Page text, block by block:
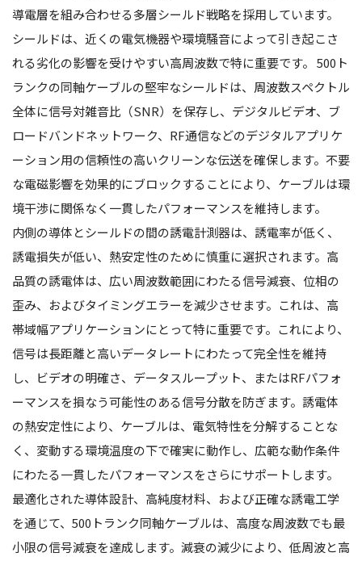
導電層を組み合わせる多層シールド戦略を採用しています。
シールドは、近くの電気機器や環境騒音によって引き起こさ
れる劣化の影響を受けやすい高周波数で特に重要です。 500ト
ランクの同軸ケーブルの堅牢なシールドは、周波数スペクトル
全体に信号対雑音比（SNR）を保存し、デジタルビデオ、ブ
ロードバンドネットワーク、RF通信などのデジタルアプリケ
ーション用の信頼性の高いクリーンな伝送を確保します。不要
な電磁影響を効果的にブロックすることにより、ケーブルは環
境干渉に関係なく一貫したパフォーマンスを維持します。
内側の導体とシールドの間の誘電計測器は、誘電率が低く、
誘電損失が低い、熱安定性のために慎重に選択されます。高
品質の誘電体は、広い周波数範囲にわたる信号減衰、位相の
歪み、およびタイミングエラーを減少させます。これは、高
帯域幅アプリケーションにとって特に重要です。これにより、
信号は長距離と高いデータレートにわたって完全性を維持
し、ビデオの明確さ、データスループット、またはRFパフォ
ーマンスを損なう可能性のある信号分散を防ぎます。誘電体
の熱安定性により、ケーブルは、電気特性を分解することな
く、変動する環境温度の下で確実に動作し、広範な動作条件
にわたる一貫したパフォーマンスをさらにサポートします。
最適化された導体設計、高純度材料、および正確な誘電工学
を通じて、500トランク同軸ケーブルは、高度な周波数でも最
小限の信号減衰を達成します。減衰の減少により、低周波と高